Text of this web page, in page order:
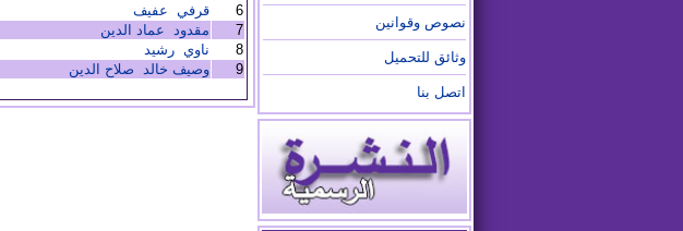
نصوص وقوانين
وثائق للتحميل
اتصل بنا
6
قرفي عفيف
7
مقدود عماد الدين
8
ناوي رشيد
9
وصيف خالد صلاح الدين